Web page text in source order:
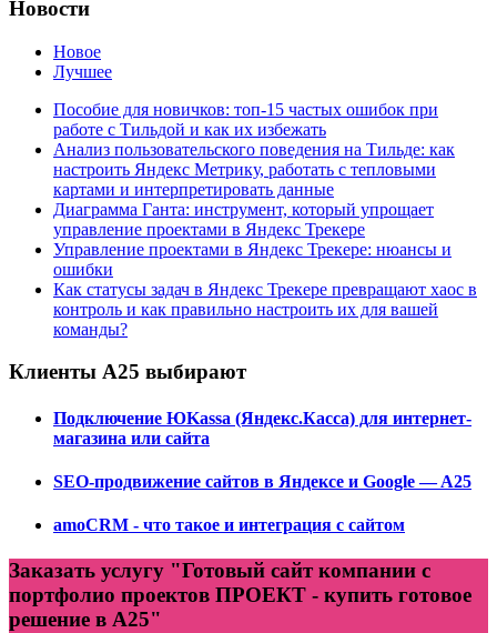
Новости
Новое
Лучшее
Пособие для новичков: топ-15 частых ошибок при
работе с Тильдой и как их избежать
Анализ пользовательского поведения на Тильде: как
настроить Яндекс Метрику, работать с тепловыми
картами и интерпретировать данные
Диаграмма Ганта: инструмент, который упрощает
управление проектами в Яндекс Трекере
Управление проектами в Яндекс Трекере: нюансы и
ошибки
Как статусы задач в Яндекс Трекере превращают хаос в
контроль и как правильно настроить их для вашей
команды?
Клиенты А25 выбирают
Подключение ЮKassa (Яндекс.Касса) для интернет-
магазина или сайта
SEO-продвижение сайтов в Яндексе и Google — A25
amoCRM - что такое и интеграция с сайтом
Заказать услугу "Готовый сайт компании с
портфолио проектов ПРОЕКТ - купить готовое
решение в А25"